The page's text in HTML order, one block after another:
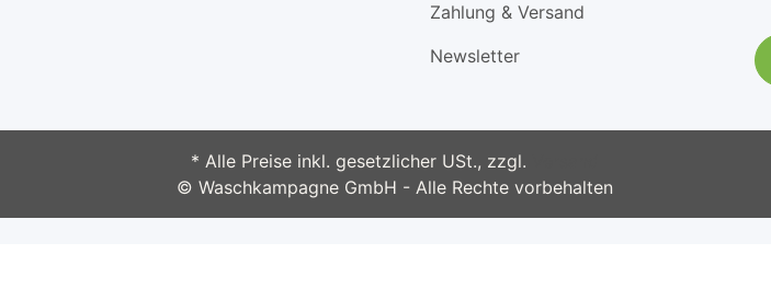
Zahlung & Versand
Newsletter
* Alle Preise inkl. gesetzlicher USt., zzgl.
© Waschkampagne GmbH - Alle Rechte vorbehalten